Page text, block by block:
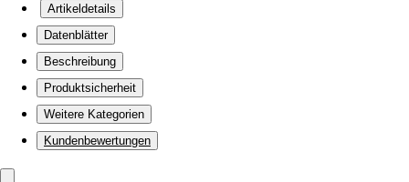
Artikeldetails
Datenblätter
Beschreibung
Produktsicherheit
Weitere Kategorien
Kundenbewertungen